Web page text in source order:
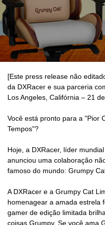
[Este press release não
da DXRacer e sua parceria
Los Angeles, Califórnia – 21
Você está pronto para a "Pior
Tempos"?
Hoje, a DXRacer, líder
anunciou uma colaboração
famoso do mundo: Grumpy
A DXRacer e a Grumpy Cat
homenagear a amada estrela
gamer de edição limitada
coisas Grumpy. Se você ama